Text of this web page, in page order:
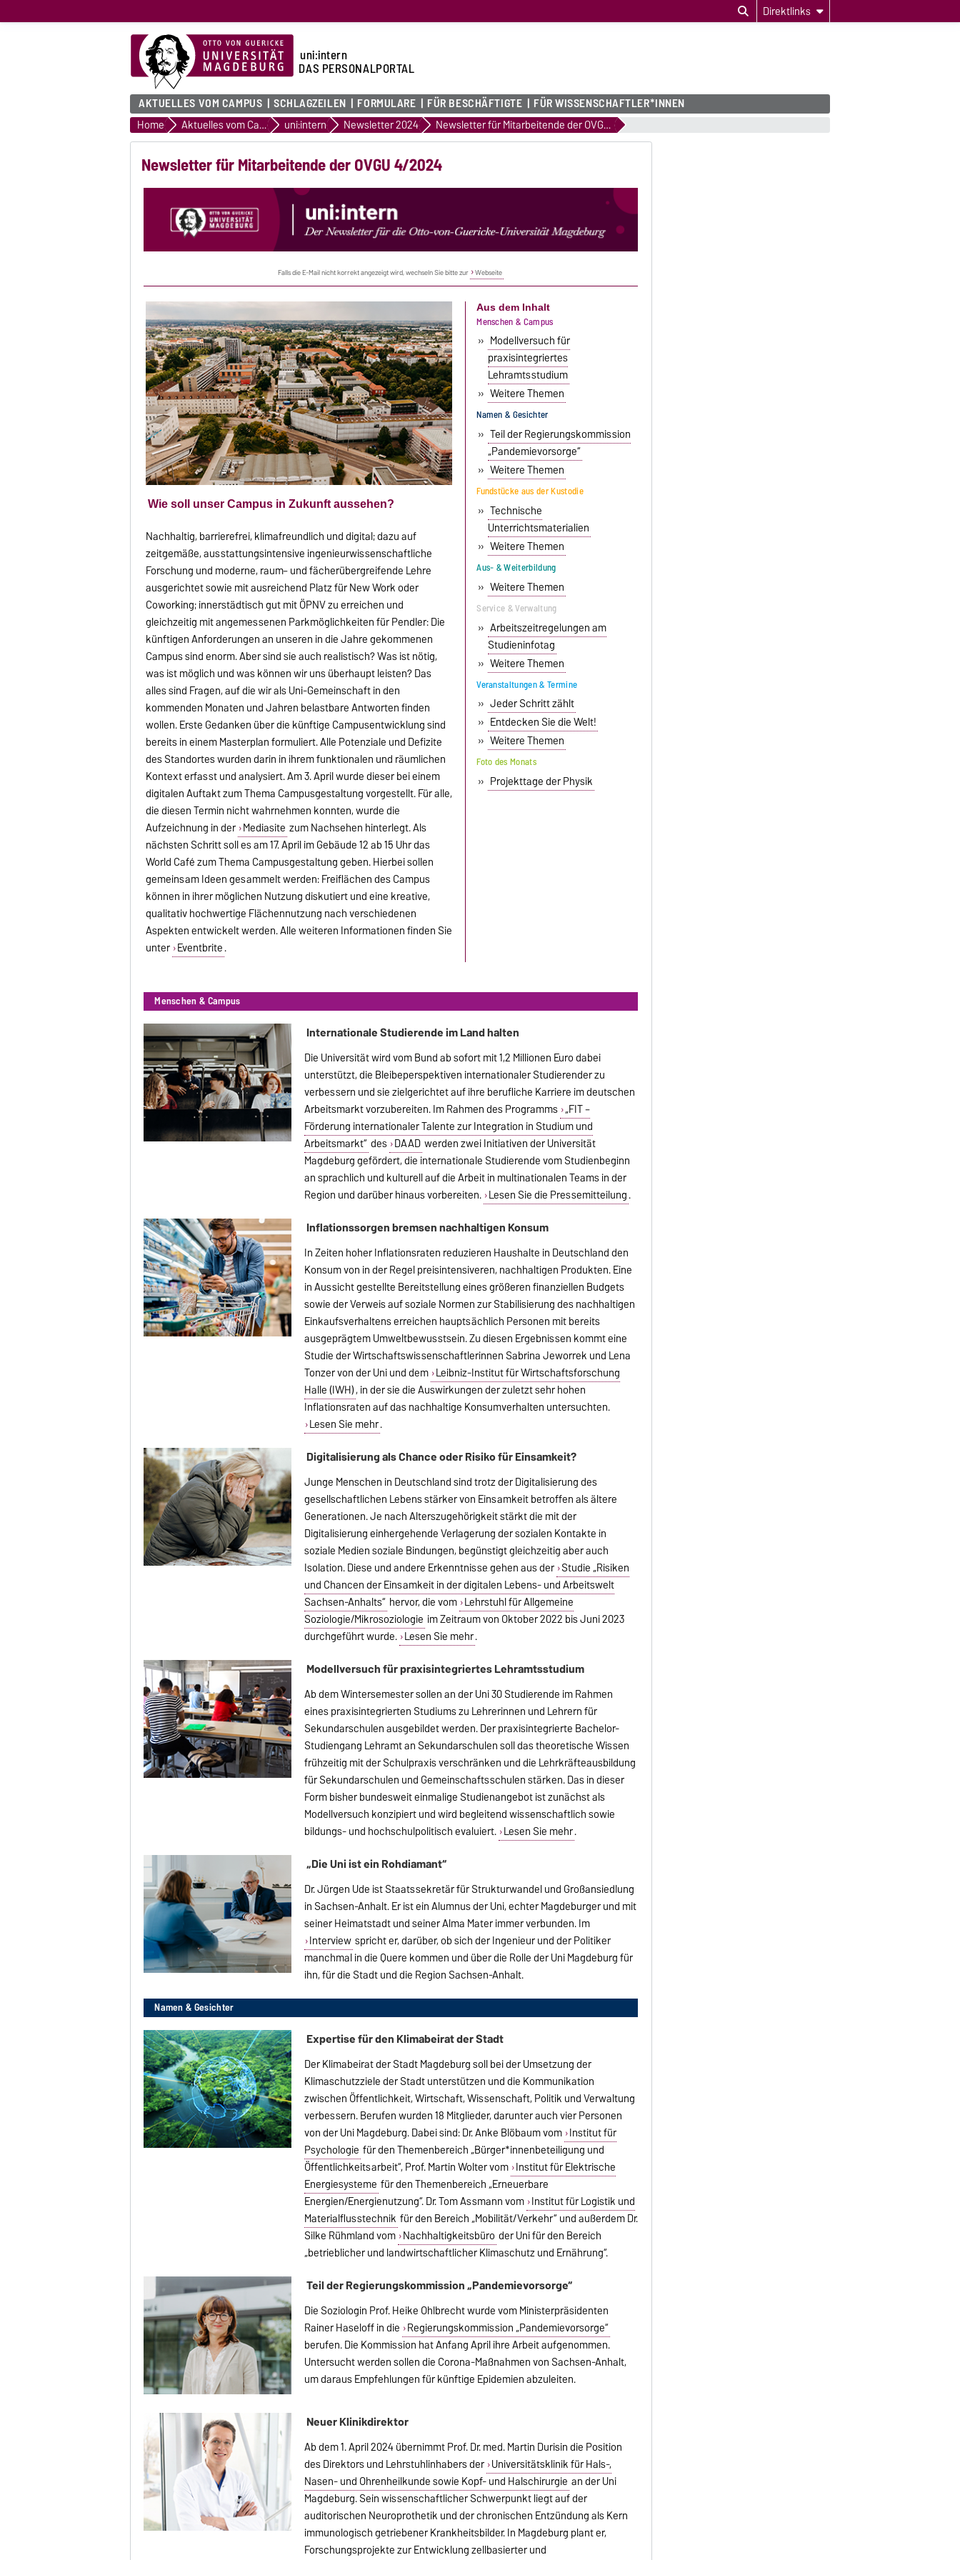
Direktlinks
uni:intern
DAS PERSONALPORTAL
AKTUELLES VOM CAMPUS SCHLAGZEILEN FORMULARE FÜR BESCHÄFTIGTE FÜR WISSENSCHAFTLER*INNEN
Home Aktuelles vom Campus uni:intern Newsletter 2024 Newsletter für Mitarbeitende der OVGU 4/2024
Newsletter für Mitarbeitende der OVGU 4/2024
Falls die E-Mail nicht korrekt angezeigt wird, wechseln Sie bitte zur Webseite
Wie soll unser Campus in Zukunft aussehen?
Nachhaltig, barrierefrei, klimafreundlich und digital; dazu auf
zeitgemäße, ausstattungsintensive ingenieurwissenschaftliche
Forschung und moderne, raum– und fächerübergreifende Lehre
ausgerichtet sowie mit ausreichend Platz für New Work oder
Coworking; innerstädtisch gut mit ÖPNV zu erreichen und
gleichzeitig mit angemessenen Parkmöglichkeiten für Pendler: Die
künftigen Anforderungen an unseren in die Jahre gekommenen
Campus sind enorm. Aber sind sie auch realistisch? Was ist nötig,
was ist möglich und was können wir uns überhaupt leisten? Das
alles sind Fragen, auf die wir als Uni-Gemeinschaft in den
kommenden Monaten und Jahren belastbare Antworten finden
wollen. Erste Gedanken über die künftige Campusentwicklung sind
bereits in einem Masterplan formuliert. Alle Potenziale und Defizite
des Standortes wurden darin in ihrem funktionalen und räumlichen
Kontext erfasst und analysiert. Am 3. April wurde dieser bei einem
digitalen Auftakt zum Thema Campusgestaltung vorgestellt. Für alle,
die diesen Termin nicht wahrnehmen konnten, wurde die
Aufzeichnung in der Mediasite zum Nachsehen hinterlegt. Als
nächsten Schritt soll es am 17. April im Gebäude 12 ab 15 Uhr das
World Café zum Thema Campusgestaltung geben. Hierbei sollen
gemeinsam Ideen gesammelt werden: Freiflächen des Campus
können in ihrer möglichen Nutzung diskutiert und eine kreative,
qualitativ hochwertige Flächennutzung nach verschiedenen
Aspekten entwickelt werden. Alle weiteren Informationen finden Sie
unter Eventbrite.
Aus dem Inhalt
Menschen & Campus
» Modellversuch für
praxisintegriertes
Lehramtsstudium
» Weitere Themen
Namen & Gesichter
» Teil der Regierungskommission
„Pandemievorsorge“
» Weitere Themen
Fundstücke aus der Kustodie
» Technische
Unterrichtsmaterialien
» Weitere Themen
Aus- & Weiterbildung
» Weitere Themen
Service & Verwaltung
» Arbeitszeitregelungen am
Studieninfotag
» Weitere Themen
Veranstaltungen & Termine
» Jeder Schritt zählt
» Entdecken Sie die Welt!
» Weitere Themen
Foto des Monats
» Projekttage der Physik
Menschen & Campus
Internationale Studierende im Land halten
Die Universität wird vom Bund ab sofort mit 1,2 Millionen Euro dabei
unterstützt, die Bleibeperspektiven internationaler Studierender zu
verbessern und sie zielgerichtet auf ihre berufliche Karriere im deutschen
Arbeitsmarkt vorzubereiten. Im Rahmen des Programms „FIT –
Förderung internationaler Talente zur Integration in Studium und
Arbeitsmarkt“ des DAAD werden zwei Initiativen der Universität
Magdeburg gefördert, die internationale Studierende vom Studienbeginn
an sprachlich und kulturell auf die Arbeit in multinationalen Teams in der
Region und darüber hinaus vorbereiten. Lesen Sie die Pressemitteilung.
Inflationssorgen bremsen nachhaltigen Konsum
In Zeiten hoher Inflationsraten reduzieren Haushalte in Deutschland den
Konsum von in der Regel preisintensiveren, nachhaltigen Produkten. Eine
in Aussicht gestellte Bereitstellung eines größeren finanziellen Budgets
sowie der Verweis auf soziale Normen zur Stabilisierung des nachhaltigen
Einkaufsverhaltens erreichen hauptsächlich Personen mit bereits
ausgeprägtem Umweltbewusstsein. Zu diesen Ergebnissen kommt eine
Studie der Wirtschaftswissenschaftlerinnen Sabrina Jeworrek und Lena
Tonzer von der Uni und dem Leibniz-Institut für Wirtschaftsforschung
Halle (IWH), in der sie die Auswirkungen der zuletzt sehr hohen
Inflationsraten auf das nachhaltige Konsumverhalten untersuchten.
Lesen Sie mehr.
Digitalisierung als Chance oder Risiko für Einsamkeit?
Junge Menschen in Deutschland sind trotz der Digitalisierung des
gesellschaftlichen Lebens stärker von Einsamkeit betroffen als ältere
Generationen. Je nach Alterszugehörigkeit stärkt die mit der
Digitalisierung einhergehende Verlagerung der sozialen Kontakte in
soziale Medien soziale Bindungen, begünstigt gleichzeitig aber auch
Isolation. Diese und andere Erkenntnisse gehen aus der Studie „Risiken
und Chancen der Einsamkeit in der digitalen Lebens- und Arbeitswelt
Sachsen-Anhalts“ hervor, die vom Lehrstuhl für Allgemeine
Soziologie/Mikrosoziologie im Zeitraum von Oktober 2022 bis Juni 2023
durchgeführt wurde. Lesen Sie mehr.
Modellversuch für praxisintegriertes Lehramtsstudium
Ab dem Wintersemester sollen an der Uni 30 Studierende im Rahmen
eines praxisintegrierten Studiums zu Lehrerinnen und Lehrern für
Sekundarschulen ausgebildet werden. Der praxisintegrierte Bachelor-
Studiengang Lehramt an Sekundarschulen soll das theoretische Wissen
frühzeitig mit der Schulpraxis verschränken und die Lehrkräfteausbildung
für Sekundarschulen und Gemeinschaftsschulen stärken. Das in dieser
Form bisher bundesweit einmalige Studienangebot ist zunächst als
Modellversuch konzipiert und wird begleitend wissenschaftlich sowie
bildungs- und hochschulpolitisch evaluiert. Lesen Sie mehr.
„Die Uni ist ein Rohdiamant“
Dr. Jürgen Ude ist Staatssekretär für Strukturwandel und Großansiedlung
in Sachsen-Anhalt. Er ist ein Alumnus der Uni, echter Magdeburger und mit
seiner Heimatstadt und seiner Alma Mater immer verbunden. Im
Interview spricht er, darüber, ob sich der Ingenieur und der Politiker
manchmal in die Quere kommen und über die Rolle der Uni Magdeburg für
ihn, für die Stadt und die Region Sachsen-Anhalt.
Namen & Gesichter
Expertise für den Klimabeirat der Stadt
Der Klimabeirat der Stadt Magdeburg soll bei der Umsetzung der
Klimaschutzziele der Stadt unterstützen und die Kommunikation
zwischen Öffentlichkeit, Wirtschaft, Wissenschaft, Politik und Verwaltung
verbessern. Berufen wurden 18 Mitglieder, darunter auch vier Personen
von der Uni Magdeburg. Dabei sind: Dr. Anke Blöbaum vom Institut für
Psychologie für den Themenbereich „Bürger*innenbeteiligung und
Öffentlichkeitsarbeit“, Prof. Martin Wolter vom Institut für Elektrische
Energiesysteme für den Themenbereich „Erneuerbare
Energien/Energienutzung“. Dr. Tom Assmann vom Institut für Logistik und
Materialflusstechnik für den Bereich „Mobilität/Verkehr“ und außerdem Dr.
Silke Rühmland vom Nachhaltigkeitsbüro der Uni für den Bereich
„betrieblicher und landwirtschaftlicher Klimaschutz und Ernährung“.
Teil der Regierungskommission „Pandemievorsorge“
Die Soziologin Prof. Heike Ohlbrecht wurde vom Ministerpräsidenten
Rainer Haseloff in die Regierungskommission „Pandemievorsorge“
berufen. Die Kommission hat Anfang April ihre Arbeit aufgenommen.
Untersucht werden sollen die Corona-Maßnahmen von Sachsen-Anhalt,
um daraus Empfehlungen für künftige Epidemien abzuleiten.
Neuer Klinikdirektor
Ab dem 1. April 2024 übernimmt Prof. Dr. med. Martin Durisin die Position
des Direktors und Lehrstuhlinhabers der Universitätsklinik für Hals-,
Nasen- und Ohrenheilkunde sowie Kopf- und Halschirurgie an der Uni
Magdeburg. Sein wissenschaftlicher Schwerpunkt liegt auf der
auditorischen Neuroprothetik und der chronischen Entzündung als Kern
immunologisch getriebener Krankheitsbilder. In Magdeburg plant er,
Forschungsprojekte zur Entwicklung zellbasierter und